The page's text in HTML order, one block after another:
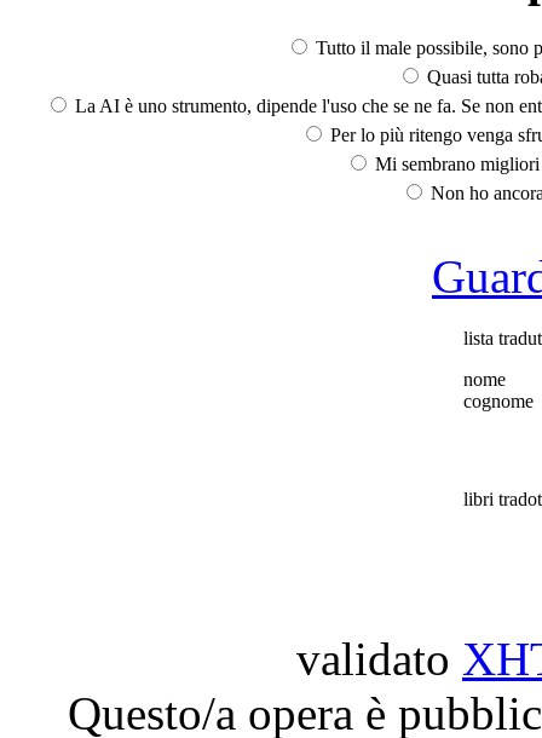
Tutto il male possibile, sono
Quasi tutta
La AI è uno strumento, dipende l'uso che se ne fa. Se non
Per lo più ritengo venga
Mi sembrano
Non ho
lista
nome
cognome
libri
validato
Questo/a opera è